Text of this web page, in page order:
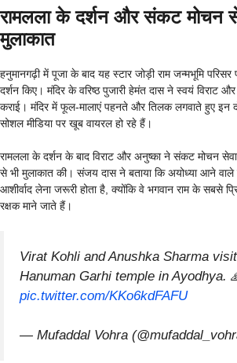
रामलला के दर्शन और संकट मोचन
मुलाकात
हनुमानगढ़ी में पूजा के बाद यह स्टार जोड़ी राम जन्मभूमि
दर्शन किए। मंदिर के वरिष्ठ पुजारी हेमंत दास ने स्वयं विराट
कराई। मंदिर में फूल-मालाएं पहनते और तिलक लगवाते हुए इन
सोशल मीडिया पर खूब वायरल हो रहे हैं।
रामलला के दर्शन के बाद विराट और अनुष्का ने संकट मोचन
से भी मुलाकात की। संजय दास ने बताया कि अयोध्या आने वाले
आशीर्वाद लेना जरूरी होता है, क्योंकि वे भगवान राम के सबसे
रक्षक माने जाते हैं।
Virat Kohli and Anushka Sharma
Hanuman Garhi temple in Ayodhya.
pic.twitter.com/KKo6kdFAFU
— Mufaddal Vohra